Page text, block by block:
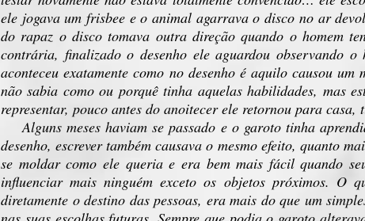
ele jogava um frisbee e o animal agarrava o disco no ar
do rapaz o disco tomava outra direção quando o homem
contrária, finalizado o desenho ele aguardou observando
aconteceu exatamente como no desenho é aquilo causou
não sabia como ou porquê tinha aquelas habilidades, mas
representar, pouco antes do anoitecer ele retornou para
Alguns meses haviam se passado e o garoto tinha
desenho, escrever também causava o mesmo efeito, quanto
se moldar como ele queria e era bem mais fácil quando
influenciar mais ninguém exceto os objetos próximos. O
diretamente o destino das pessoas, era mais do que um